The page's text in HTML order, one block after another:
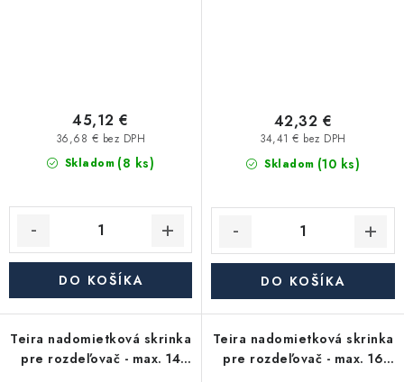
Skladom (8 ks)
36,68 € bez DPH
45,12 €
DO KOŠÍKA
Skladom (10 ks)
34,41 € bez DPH
42,32 €
DO KOŠÍKA
Teira nadomietková skrinka
pre rozdeľovač - max. 14
Teira nadomietková skrinka
pre rozdeľovač - max. 16